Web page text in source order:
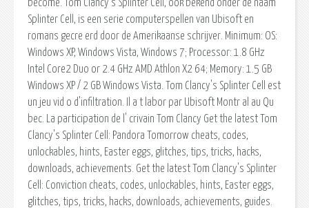
become. Tom Clancy's Splinter Cell, ook bekend onder de naam
Splinter Cell, is een serie computerspellen van Ubisoft en
romans gecre erd door de Amerikaanse schrijver. Minimum: OS:
Windows XP, Windows Vista, Windows 7; Processor: 1.8 GHz
Intel Core2 Duo or 2.4 GHz AMD Athlon X2 64; Memory: 1.5 GB
Windows XP / 2 GB Windows Vista. Tom Clancy's Splinter Cell est
un jeu vid o d'infiltration. Il a t labor par Ubisoft Montr al au Qu
bec. La participation de l' crivain Tom Clancy Get the latest Tom
Clancy's Splinter Cell: Pandora Tomorrow cheats, codes,
unlockables, hints, Easter eggs, glitches, tips, tricks, hacks,
downloads, achievements. Get the latest Tom Clancy's Splinter
Cell: Conviction cheats, codes, unlockables, hints, Easter eggs,
glitches, tips, tricks, hacks, downloads, achievements, guides.